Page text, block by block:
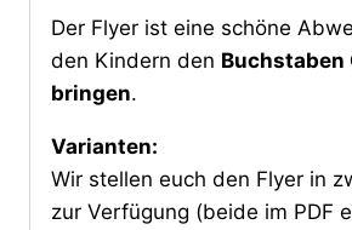
Der Flyer ist eine schöne
den Kindern den Buchstaben
bringen.
Varianten:
Wir stellen euch den Flyer in
zur Verfügung (beide im PDF